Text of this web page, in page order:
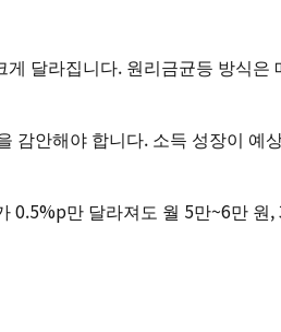
달라집니다. 원리금균등 방식
안해야 합니다. 소득 성장이 예
만 달라져도 월 5만~6만